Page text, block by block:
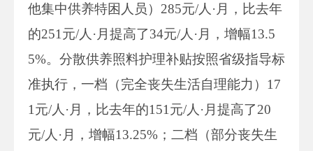
他集中供养特困人员）285元/人·月，比去年
的251元/人·月提高了34元/人·月，增幅13.5
5%。分散供养照料护理补贴按照省级指导标
准执行，一档（完全丧失生活自理能力）17
1元/人·月，比去年的151元/人·月提高了20
元/人·月，增幅13.25%；二档（部分丧失生